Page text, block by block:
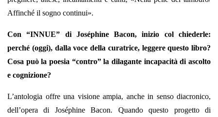
Affinché il sogno continui».
Con “INNUE” di Joséphine Bacon, inizio col chiederle:
perché (oggi), dalla voce della curatrice, leggere questo libro?
Cosa può la poesia “contro” la dilagante incapacità di ascolto
e cognizione?
L’antologia offre una visione ampia, anche in senso diacronico,
dell’opera di Joséphine Bacon. Quando questo progetto di